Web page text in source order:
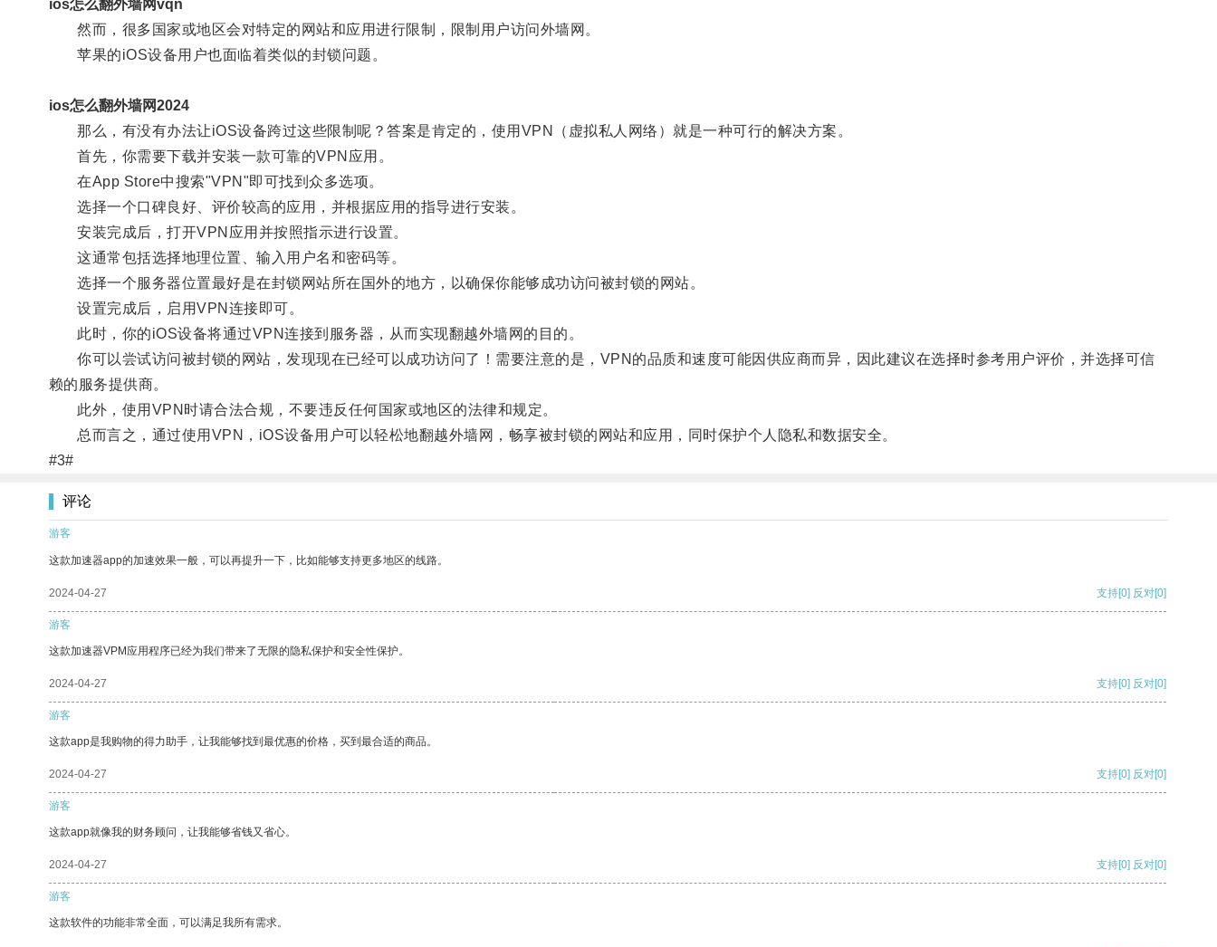
ios怎么翻外墙网vqn
然而，很多国家或地区会对特定的网站和应用进行限制，限制用户访问外墙网。
苹果的iOS设备用户也面临着类似的封锁问题。
ios怎么翻外墙网2024
那么，有没有办法让iOS设备跨过这些限制呢？答案是肯定的，使用VPN（虚拟私人网络）就是一种可行的解决方案。
首先，你需要下载并安装一款可靠的VPN应用。
在App Store中搜索"VPN"即可找到众多选项。
选择一个口碑良好、评价较高的应用，并根据应用的指导进行安装。
安装完成后，打开VPN应用并按照指示进行设置。
这通常包括选择地理位置、输入用户名和密码等。
选择一个服务器位置最好是在封锁网站所在国外的地方，以确保你能够成功访问被封锁的网站。
设置完成后，启用VPN连接即可。
此时，你的iOS设备将通过VPN连接到服务器，从而实现翻越外墙网的目的。
你可以尝试访问被封锁的网站，发现现在已经可以成功访问了！需要注意的是，VPN的品质和速度可能因供应商而异，因此建议在选择时参考用户评价，并选择可信
赖的服务提供商。
此外，使用VPN时请合法合规，不要违反任何国家或地区的法律和规定。
总而言之，通过使用VPN，iOS设备用户可以轻松地翻越外墙网，畅享被封锁的网站和应用，同时保护个人隐私和数据安全。
#3#
评论
游客
这款加速器app的加速效果一般，可以再提升一下，比如能够支持更多地区的线路。
2024-04-27 支持[0] 反对[0]
游客
这款加速器VPM应用程序已经为我们带来了无限的隐私保护和安全性保护。
2024-04-27 支持[0] 反对[0]
游客
这款app是我购物的得力助手，让我能够找到最优惠的价格，买到最合适的商品。
2024-04-27 支持[0] 反对[0]
游客
这款app就像我的财务顾问，让我能够省钱又省心。
2024-04-27 支持[0] 反对[0]
游客
这款软件的功能非常全面，可以满足我所有需求。